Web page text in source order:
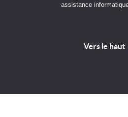
assistance
Vers le haut